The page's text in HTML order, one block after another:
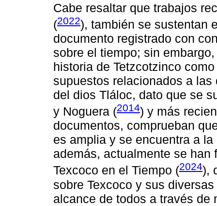
Cabe resaltar que trabajos
(2022), también se sustentan
documento registrado con
sobre el tiempo; sin
historia de Tetzcotzinco
supuestos relacionados a
del dios Tláloc, dato que se
y Noguera (2014) y más
documentos, comprueban
es amplia y se encuentra a
además, actualmente se
Texcoco en el Tiempo (2024),
sobre Texcoco y sus
alcance de todos a través de